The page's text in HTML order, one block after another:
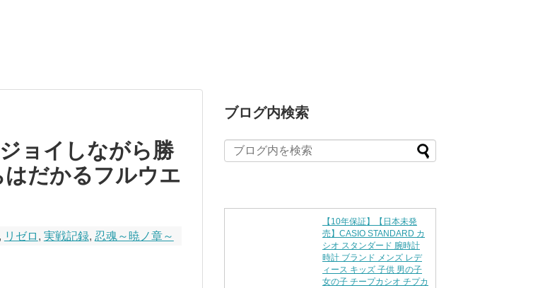
ョイしながら勝
だかるフルウエ
リゼロ , 実戦記録, 忍魂～暁ノ章～
ブログ内検索
【10年保証】【日本未発
売】CASIO STANDARD カ
シオ スタンダード 腕時計
時計 ブランド メンズ レデ
ィース キッズ 子供 男の子
女の子 チープカシオ チプカ